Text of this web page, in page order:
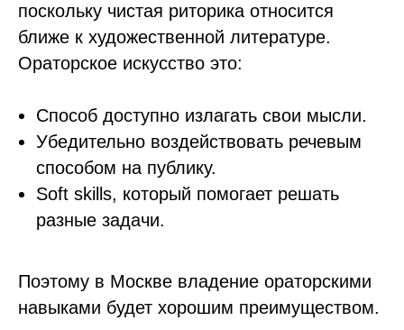
поскольку чистая риторика относится
ближе к художественной литературе.
Ораторское искусство это:
Способ доступно излагать свои мысли.
Убедительно воздействовать речевым
способом на публику.
Soft skills, который помогает решать
разные задачи.
Поэтому в Москве владение ораторскими
навыками будет хорошим преимуществом.